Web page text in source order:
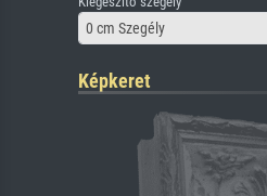
0 cm Szegély
Képkeret